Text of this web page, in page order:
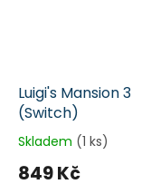
Luigi's Mansion 3
(Switch)
Skladem (1 ks)
849 Kč